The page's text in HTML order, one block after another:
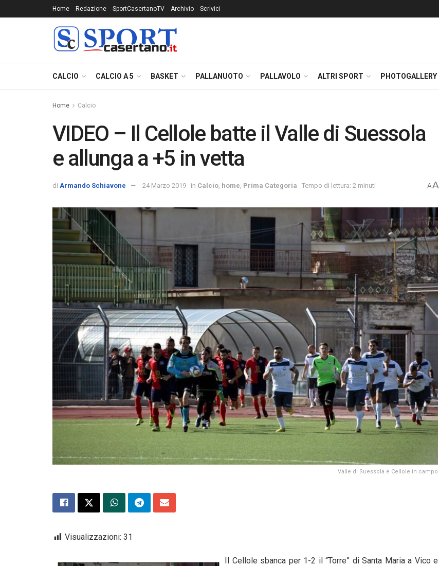
Home Redazione SportCasertanoTV Archivio Scrivici
CALCIO CALCIO A 5 BASKET PALLANUOTO PALLAVOLO ALTRI SPORT PHOTOGALLERY
Home Calcio
VIDEO – Il Cellole batte il Valle di Suessola
e allunga a +5 in vetta
di Armando Schiavone 24 Marzo 2019 in Calcio home Prima Categoria Tempo di lettura: 2 minuti AA
Valle di Suessola e Cellole in campo
Visualizzazioni: 31
Il Cellole sbanca per 1-2 il “Torre” di Santa Maria a Vico e